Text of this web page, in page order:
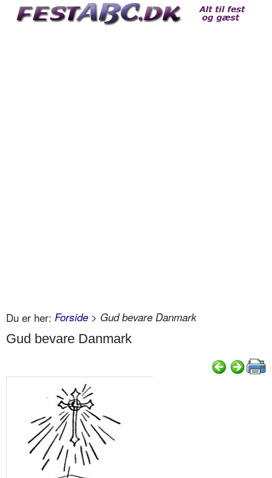
Du er her: Forside > Gud bevare Danmark
Gud bevare Danmark